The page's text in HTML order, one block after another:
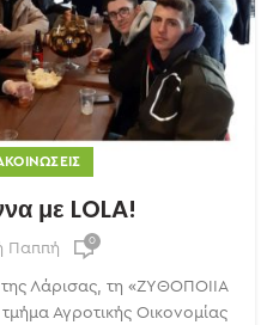
με LOLA!
Παππή 0
Λάρισας, τη «ΖΥΘΟΠΟΙΙΑ
Αγροτικής Οικονομίας